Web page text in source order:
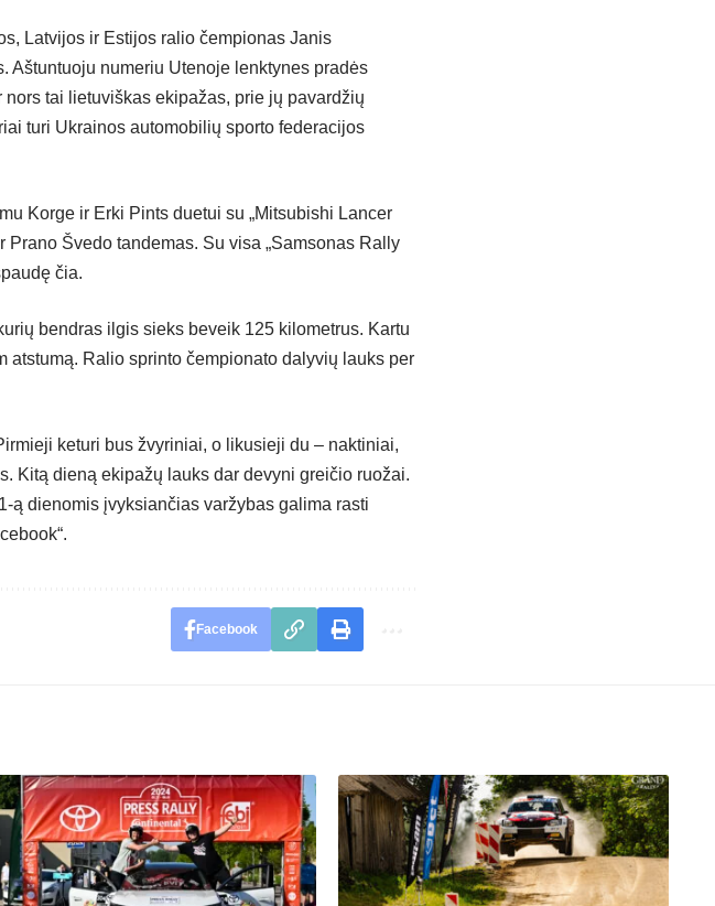
Latvijos ir Estijos ralio čempionas Janis
Aštuntuoju numeriu Utenoje lenktynes pradės
tai lietuviškas ekipažas, prie jų pavardžių
turi Ukrainos automobilių sporto federacijos
Korge ir Erki Pints duetui su „Mitsubishi Lancer
Švedo tandemas. Su visa „Samsonas Rally
čia.
bendras ilgis sieks beveik 125 kilometrus. Kartu
Ralio sprinto čempionato dalyvių lauks per
keturi bus žvyriniai, o likusieji du – naktiniai,
Kitą dieną ekipažų lauks dar devyni greičio ruožai.
ą dienomis įvyksiančias varžybas galima rasti
.
Facebook